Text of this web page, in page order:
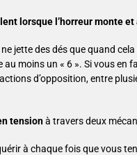
lorsque l’horreur monte
jette des dés que quand
moins un « 6 ». Si vous en
d’opposition, entre
tensionà travers deux
à chaque fois que vous